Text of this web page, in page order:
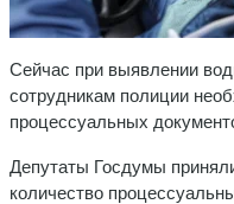
Сейчас при выявлении
сотрудникам полиции
процессуальных
Депутаты Госдумы
количество